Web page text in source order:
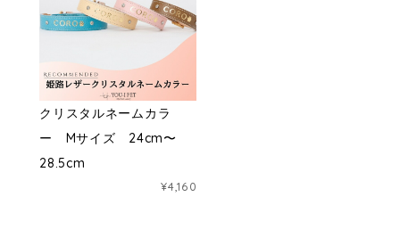
クリスタルネームカラ
ー Mサイズ 24cm〜
28.5cm
¥4,160